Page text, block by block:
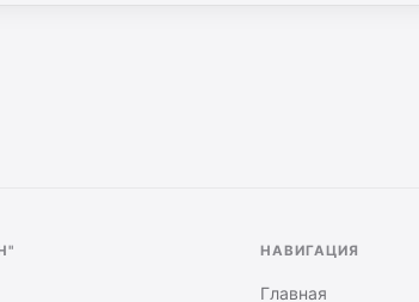
НАВИГАЦИЯ
Главная